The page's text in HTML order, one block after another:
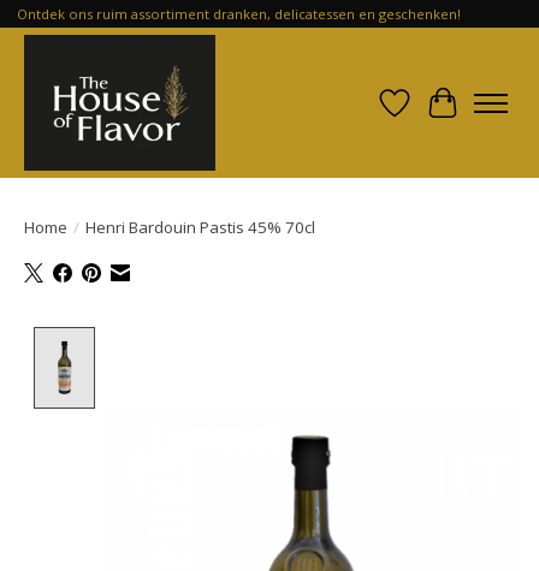
Ontdek ons ruim assortiment dranken, delicatessen en geschenken!
Verlanglijst
Home / Henri Bardouin Pastis 45% 70cl